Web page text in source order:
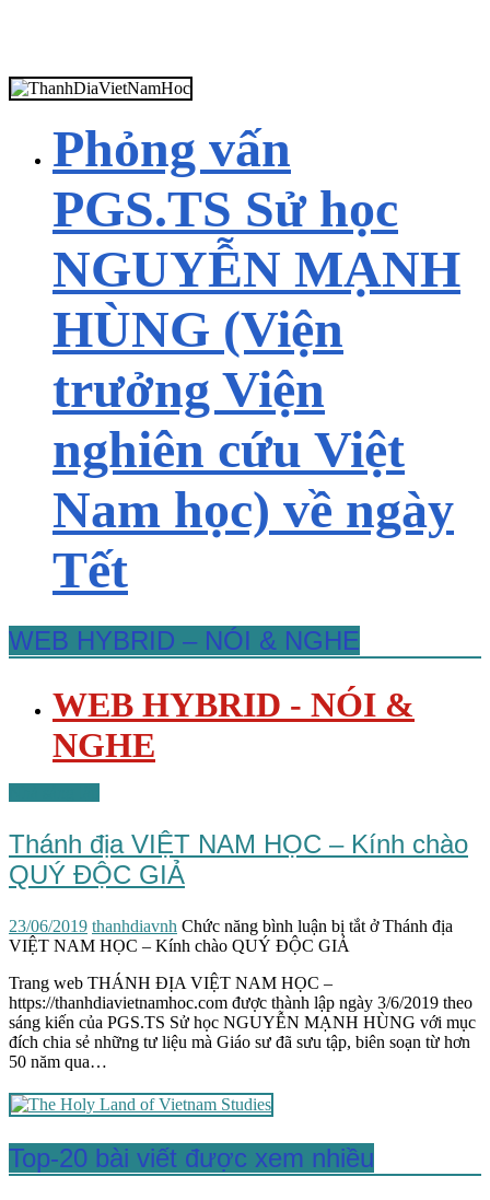
Phỏng vấn
PGS.TS Sử học
NGUYỄN MẠNH
HÙNG (Viện
trưởng Viện
nghiên cứu Việt
Nam học) về ngày
Tết
WEB HYBRID – NÓI & NGHE
WEB HYBRID - NÓI &
NGHE
Thánh địa VIỆT NAM HỌC – Kính chào
QUÝ ĐỘC GIẢ
23/06/2019 thanhdiavnh Chức năng bình luận bị tắt ở Thánh địa
VIỆT NAM HỌC – Kính chào QUÝ ĐỘC GIẢ
Trang web THÁNH ĐỊA VIỆT NAM HỌC –
https://thanhdiavietnamhoc.com được thành lập ngày 3/6/2019 theo
sáng kiến của PGS.TS Sử học NGUYỄN MẠNH HÙNG với mục
đích chia sẻ những tư liệu mà Giáo sư đã sưu tập, biên soạn từ hơn
50 năm qua…
Top-20 bài viết được xem nhiều